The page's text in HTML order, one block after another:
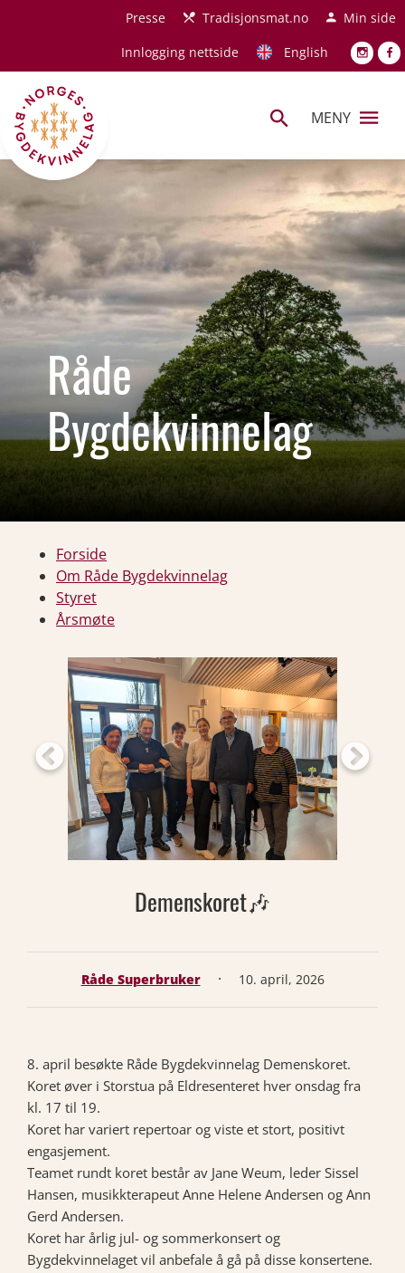
Hopp til hovedinnholdPresse Tradisjonsmat.no
Min side
Innlogging nettside
English
MENY
Råde
Bygdekvinnelag
Forside
Om Råde Bygdekvinnelag
Styret
Årsmøte
Demenskoret🎶
Råde Superbruker · 10. april, 2026
8. april besøkte Råde Bygdekvinnelag Demenskoret.
Koret øver i Storstua på Eldresenteret hver onsdag fra
kl. 17 til 19.
Koret har variert repertoar og viste et stort, positivt
engasjement.
Teamet rundt koret består av Jane Weum, leder Sissel
Hansen, musikkterapeut Anne Helene Andersen og Ann
Gerd Andersen.
Koret har årlig jul- og sommerkonsert og
Bygdekvinnelaget vil anbefale å gå på disse konsertene.